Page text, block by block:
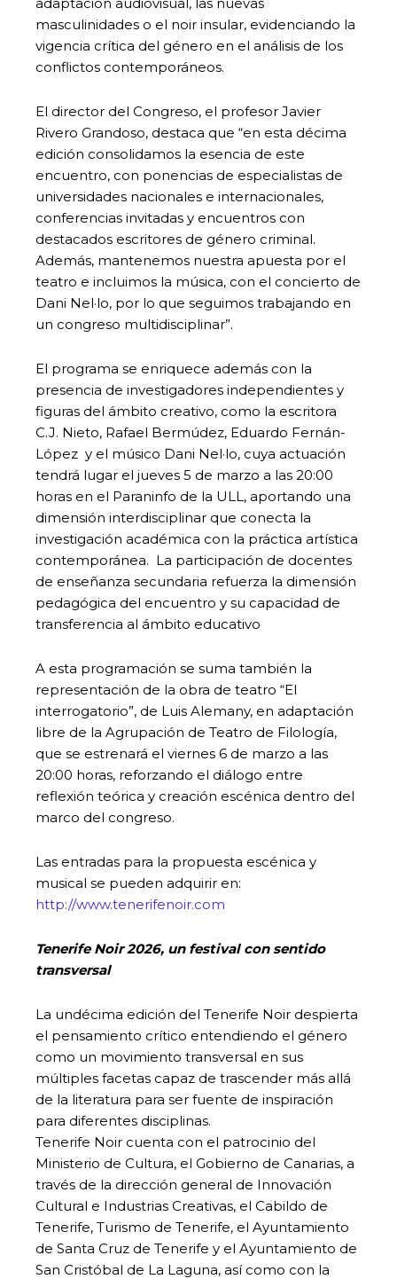
masculinidades o el noir insular, evidenciando la
vigencia crítica del género en el análisis de los
conflictos contemporáneos.
El director del Congreso, el profesor Javier
Rivero Grandoso, destaca que “en esta décima
edición consolidamos la esencia de este
encuentro, con ponencias de especialistas de
universidades nacionales e internacionales,
conferencias invitadas y encuentros con
destacados escritores de género criminal.
Además, mantenemos nuestra apuesta por el
teatro e incluimos la música, con el concierto de
Dani Nel·lo, por lo que seguimos trabajando en
un congreso multidisciplinar”.
El programa se enriquece además con la
presencia de investigadores independientes y
figuras del ámbito creativo, como la escritora
C.J. Nieto, Rafael Bermúdez, Eduardo Fernán-
López y el músico Dani Nel·lo, cuya actuación
tendrá lugar el jueves 5 de marzo a las 20:00
horas en el Paraninfo de la ULL, aportando una
dimensión interdisciplinar que conecta la
investigación académica con la práctica artística
contemporánea. La participación de docentes
de enseñanza secundaria refuerza la dimensión
pedagógica del encuentro y su capacidad de
transferencia al ámbito educativo
A esta programación se suma también la
representación de la obra de teatro “El
interrogatorio”, de Luis Alemany, en adaptación
libre de la Agrupación de Teatro de Filología,
que se estrenará el viernes 6 de marzo a las
20:00 horas, reforzando el diálogo entre
reflexión teórica y creación escénica dentro del
marco del congreso.
Las entradas para la propuesta escénica y
musical se pueden adquirir en:
http://www.tenerifenoir.com
Tenerife Noir 2026, un festival con sentido
transversal
La undécima edición del Tenerife Noir despierta
el pensamiento crítico entendiendo el género
como un movimiento transversal en sus
múltiples facetas capaz de trascender más allá
de la literatura para ser fuente de inspiración
para diferentes disciplinas.
Tenerife Noir cuenta con el patrocinio del
Ministerio de Cultura, el Gobierno de Canarias, a
través de la dirección general de Innovación
Cultural e Industrias Creativas, el Cabildo de
Tenerife, Turismo de Tenerife, el Ayuntamiento
de Santa Cruz de Tenerife y el Ayuntamiento de
San Cristóbal de La Laguna, así como con la